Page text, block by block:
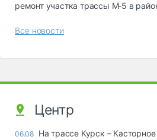
ремонт участка трассы М‑5 в
Все новости
Центр
06.08 На трассе Курск –